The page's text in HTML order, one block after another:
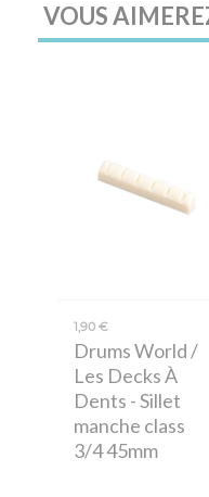
VOUS
1,90 €
Drums World /
Les Decks À
Dents - Sillet
manche class
3/4 45mm